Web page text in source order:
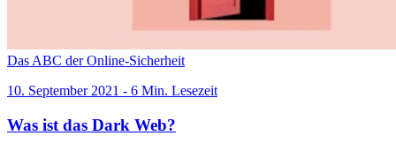
Das ABC der Online-Sicherheit
10. September 2021 - 6 Min. Lesezeit
Was ist das Dark Web?